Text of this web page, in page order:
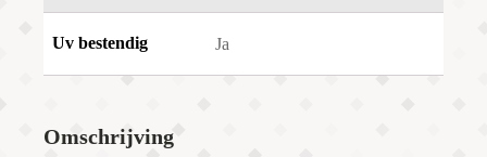
Uv bestendig Ja
Omschrijving